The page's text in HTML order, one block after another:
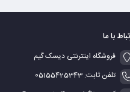
با ما
فروشگاه اینترنتی دیسک گیم
تلفن ثابت: 05155425343